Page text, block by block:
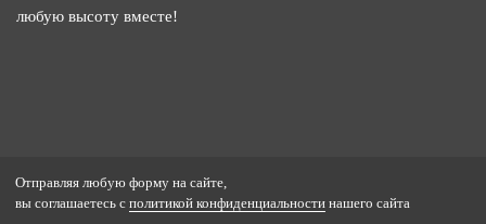
любую высоту вместе!
Отправляя любую форму на сайте,
вы соглашаетесь с политикой конфиденциальности нашего сайта